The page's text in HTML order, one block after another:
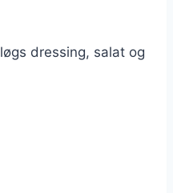
dressing, salat og